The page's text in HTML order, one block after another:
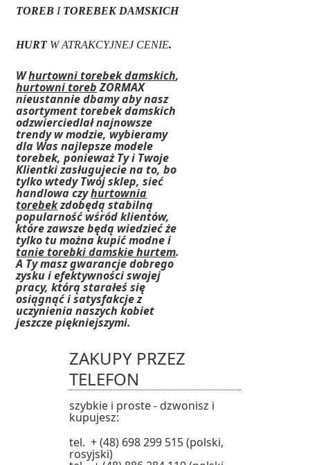
TOREB ITOREBEK DAMSKICH
HURT W ATRAKCYJNEJ CENIE.
Whurtowni torebek damskich,
hurtowni torebZORMAX
nieustannie dbamy aby nasz
asortyment torebek damskich
odzwierciedlał najnowsze
trendy w modzie, wybieramy
dla Was najlepsze modele
torebek, ponieważ Ty i Twoje
Klientki zasługujecie na to, bo
tylko wtedy Twój sklep, sieć
handlowa czyhurtownia
torebekzdobędą stabilną
popularność wśród klientów,
które zawsze będą wiedzieć że
tylko tu można kupić modne i
tanie torebki damskie hurtem.
A Ty masz gwarancje dobrego
zysku i efektywności swojej
pracy, którą starałeś się
osiągnąć i satysfakcje z
uczynienia naszych kobiet
jeszcze piękniejszymi.
ZAKUPY PRZEZ
TELEFON
szybkie i proste - dzwonisz i
kupujesz:
tel. + (48) 698 299 515 (polski,
rosyjski)